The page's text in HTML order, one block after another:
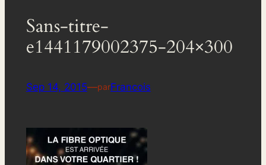
Sans-titre-
e1441179002375-204×300
Sep 14, 2015—parFrancois